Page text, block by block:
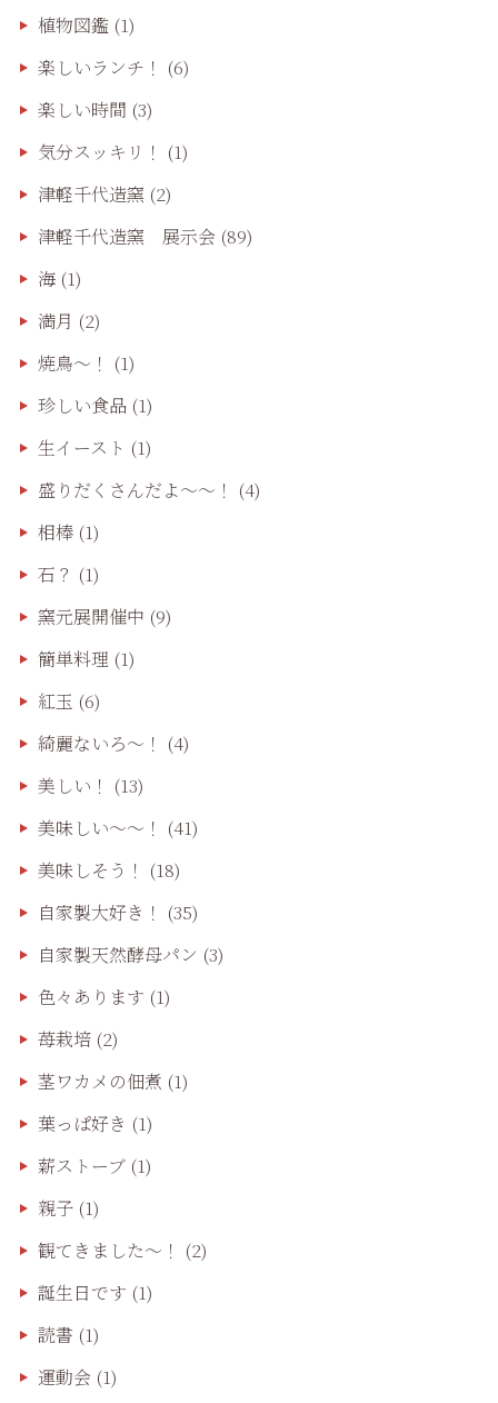
植物図鑑 (1)
楽しいランチ！ (6)
楽しい時間 (3)
気分スッキリ！ (1)
津軽千代造窯 (2)
津軽千代造窯 展示会(89)
海(1)
満月 (2)
焼鳥〜！ (1)
珍しい食品(1)
生イースト (1)
盛りだくさんだよ〜〜！ (4)
相棒(1)
石？ (1)
窯元展開催中 (9)
簡単料理 (1)
紅玉 (6)
綺麗ないろ～！ (4)
美しい！ (13)
美味しい〜〜！ (41)
美味しそう！ (18)
自家製大好き！ (35)
自家製天然酵母パン (3)
色々あります (1)
苺栽培(2)
茎ワカメの佃煮 (1)
葉っぱ好き (1)
薪ストーブ(1)
親子(1)
観てきました〜！ (2)
誕生日です (1)
読書 (1)
運動会(1)